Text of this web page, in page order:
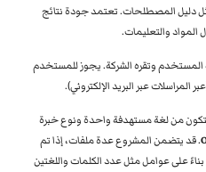
دليل المصطلحات. تعتمد جودة نتائج
والتعليمات.
وتقره الشركة. يجوز للمستخدم
المراسلات عبر البريد الإلكتروني).
من لغة مستهدفة واحدة ونوع خبرة
. قد يتضمن المشروع عدة ملفات، إذا تم
على عوامل مثل عدد الكلمات واللغتين